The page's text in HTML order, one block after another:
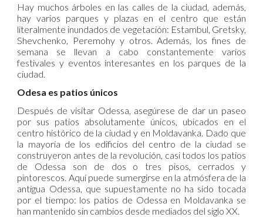
Hay muchos árboles en las calles de la ciudad, además,
hay varios parques y plazas en el centro que están
literalmente inundados de vegetación: Estambul, Gretsky,
Shevchenko, Peremohy y otros. Además, los fines de
semana se llevan a cabo constantemente varios
festivales y eventos interesantes en los parques de la
ciudad.
Odesa es patios únicos
Después de visitar Odessa, asegúrese de dar un paseo
por sus patios absolutamente únicos, ubicados en el
centro histórico de la ciudad y en Moldavanka. Dado que
la mayoría de los edificios del centro de la ciudad se
construyeron antes de la revolución, casi todos los patios
de Odessa son de dos o tres pisos, cerrados y
pintorescos. Aquí puede sumergirse en la atmósfera de la
antigua Odessa, que supuestamente no ha sido tocada
por el tiempo: los patios de Odessa en Moldavanka se
han mantenido sin cambios desde mediados del siglo XX.